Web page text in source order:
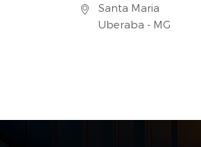
Santa Maria
Uberaba - MG